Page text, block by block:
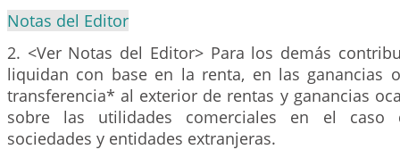
Notas del Editor
2. <Ver Notas del Editor> Para los demás
liquidan con base en la renta, en las ganancias
transferencia* al exterior de rentas y ganancias
sobre las utilidades comerciales en el caso
sociedades y entidades extranjeras.